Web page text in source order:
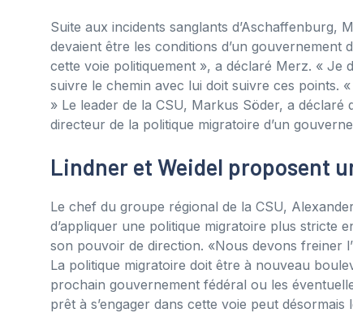
Suite aux incidents sanglants d’Aschaffenburg,
devaient être les conditions d’un gouvernement
cette voie politiquement », a déclaré Merz. « Je
suivre le chemin avec lui doit suivre ces points.
» Le leader de la CSU, Markus Söder, a
directeur de la politique migratoire d’un
Lindner et Weidel proposent
Le chef du groupe régional de la CSU,
d’appliquer une politique migratoire plus stricte
son pouvoir de direction. «Nous devons freiner
La politique migratoire doit être à nouveau
prochain gouvernement fédéral ou les
prêt à s’engager dans cette voie peut